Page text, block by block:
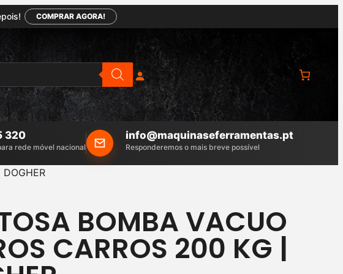
COMPRAR AGORA!
320
rede móvel nacional
info@maquinaseferramentas.pt
Responderemos o mais breve possível
BOMBA VACUO
CARROS 200 KG |